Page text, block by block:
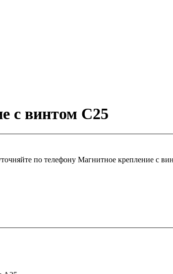
с винтом С25
по телефону Магнитное крепление с